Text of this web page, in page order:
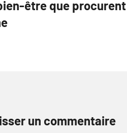
être que
un commentaire